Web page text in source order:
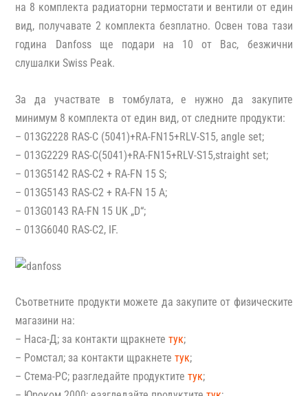
на 8 комплекта радиаторни термостати и вентили от един
вид, получавате 2 комплекта безплатно. Освен това тази
година Danfoss ще подари на 10 от Вас, безжични
слушалки Swiss Peak.
За да участвате в томбулата, е нужно да закупите
минимум 8 комплекта от един вид, от следните продукти:
– 013G2228 RAS-C (5041)+RA-FN15+RLV-S15, angle set;
– 013G2229 RAS-C(5041)+RA-FN15+RLV-S15,straight set;
– 013G5142 RAS-C2 + RA-FN 15 S;
– 013G5143 RAS-C2 + RA-FN 15 A;
– 013G0143 RA-FN 15 UK „D“;
– 013G6040 RAS-C2, IF.
Съответните продукти можете да закупите от физическите
магазини на:
– Наса-Д; за контакти щракнететук;
– Ромстал; за контакти щракнететук;
– Стема-РС; разгледайте продуктитетук;